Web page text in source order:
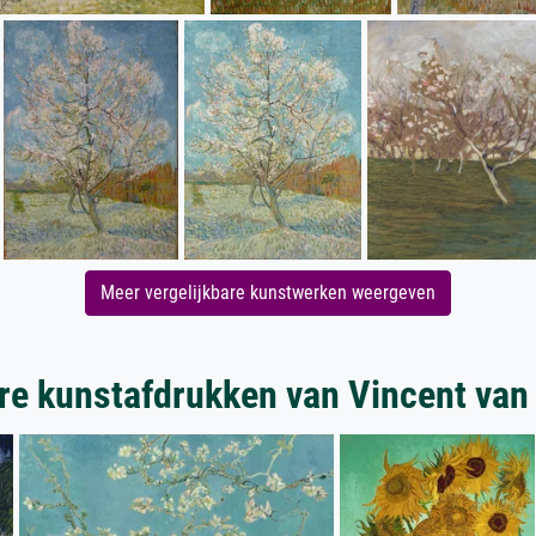
Meer vergelijkbare kunstwerken weergeven
kunstafdrukken van Vincent van